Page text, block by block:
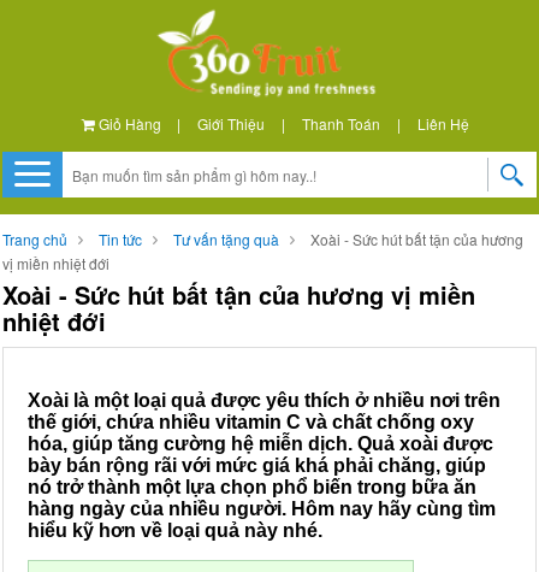
Giỏ Hàng | Giới Thiệu | Thanh Toán | Liên Hệ
Trang chủ Tin tức Tư vấn tặng quà
Xoài - Sức hút bất tận của hương
vị miền nhiệt đới
Xoài - Sức hút bất tận của hương vị miền
nhiệt đới
Xoài là một loại quả được yêu thích ở nhiều nơi trên
thế giới, chứa nhiều vitamin C và chất chống oxy
hóa, giúp tăng cường hệ miễn dịch. Quả xoài được
bày bán rộng rãi với mức giá khá phải chăng, giúp
nó trở thành một lựa chọn phổ biến trong bữa ăn
hàng ngày của nhiều người. Hôm nay hãy cùng tìm
hiểu kỹ hơn về loại quả này nhé.